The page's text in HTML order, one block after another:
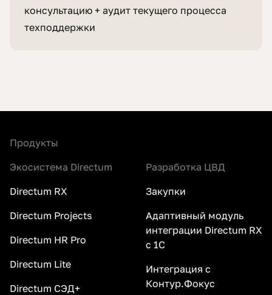
консультацию + аудит текущего процесса
техподдержки
Продукты
Экосистема Directum
Directum RX
Directum Projects
Directum HR Pro
Directum Lite
Directum СЭД+
Разработка ЦВД
Закупки
Адаптивный модуль
интеграции Directum RX
с 1С
Интеграция с
Контур.Фокус